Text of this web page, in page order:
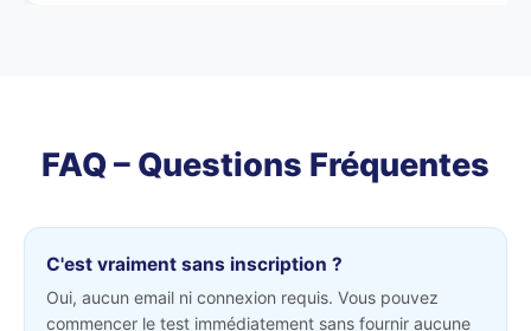
FAQ – Questions Fréquentes
C'est vraiment sans inscription ?
Oui, aucun email ni connexion requis. Vous pouvez
commencer le test immédiatement sans fournir aucune